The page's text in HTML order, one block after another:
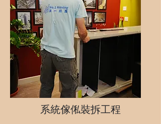
系統傢俬裝拆工程